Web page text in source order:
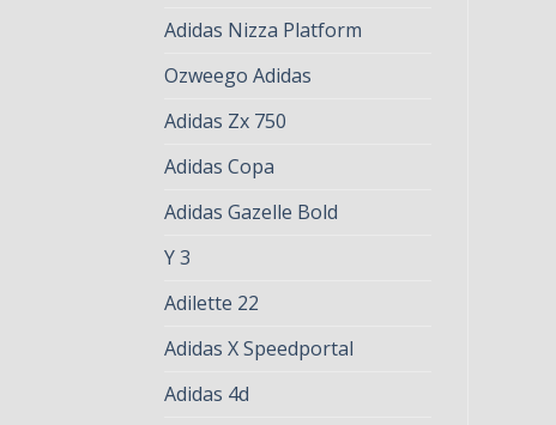
Adidas Nizza Platform
Ozweego Adidas
Adidas Zx 750
Adidas Copa
Adidas Gazelle Bold
Y 3
Adilette 22
Adidas X Speedportal
Adidas 4d